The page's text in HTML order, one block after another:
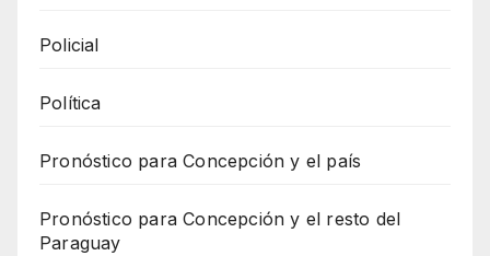
Policial
Política
Pronóstico para Concepción y el país
Pronóstico para Concepción y el resto del
Paraguay